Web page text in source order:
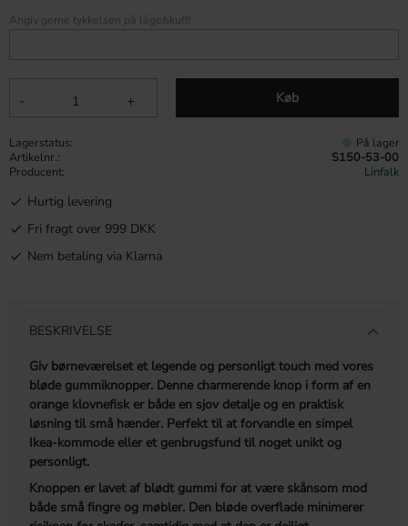
+
- Køb
Angiv gerne tykkelsen på låge/skuff!
Lagerstatus På lager
Artikelnr.
S150-53-00
Producent
Linfalk
Hurtig levering
Fri fragt over 999 DKK
Nem betaling via Klarna
BESKRIVELSE
Giv børneværelset et legende og personligt touch med vores
bløde gummiknopper. Denne charmerende knop i form af en
orange klovnefisk er både en sjov detalje og en praktisk
løsning til små hænder. Perfekt til at forvandle en simpel
Ikea-kommode eller et genbrugsfund til noget unikt og
personligt.
Knoppen er lavet af blødt gummi for at være skånsom mod
både små fingre og møbler. Den bløde overflade minimerer